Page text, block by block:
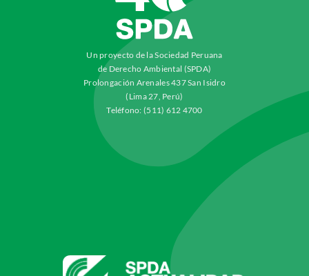
Un proyecto de la Sociedad Peruana
de Derecho Ambiental (SPDA)
Prolongación Arenales 437 San Isidro
(Lima 27, Perú)
Teléfono: (511) 612 4700